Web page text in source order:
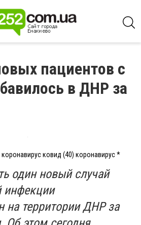
пациентов с
в ДНР за
ковид (40) коронавирус *
один новый случай
инфекции
на территории ДНР за